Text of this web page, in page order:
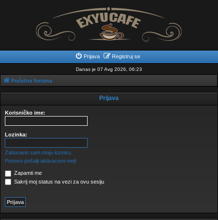
Prijava Registruj se
Danas je 07 Avg 2026, 06:23
Početna foruma
Prijava
Korisničko ime:
Lozinka:
Zaboravio sam moju lozinku
Ponovo pošalji aktivacioni mejl
Zapamti me
Sakrij moj status na vezi za ovu sesiju